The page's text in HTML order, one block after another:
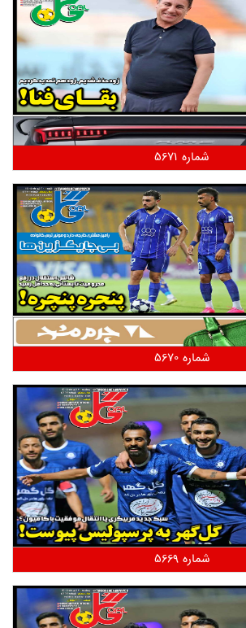
شماره 5671
شماره 5670
شماره 5669